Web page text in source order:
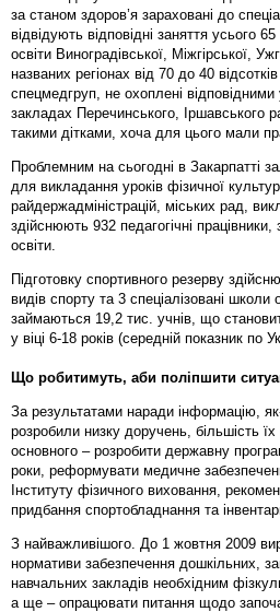
за станом здоров’я зараховані до
відвідують відповідні заняття усього
освіти Виноградівської, Міжгірської,
названих регіонах від 70 до 40
спецмедгруп, не охоплені
закладах Перечинського, Іршавського
такими дітками, хоча для цього мали
Проблемним на сьогодні в Закарпатті
для викладання уроків фізичної
райдержадміністрацій, міських рад,
здійснюють 932 педагогічні
освіти.
Підготовку спортивного резерву
видів спорту та 3 спеціалізовані
займаються 19,2 тис. учнів, що
у віці 6-18 років (середній показник по
Що робитимуть, аби поліпшити
За результатами наради інформацію,
розробили низку доручень, більшість
основного – розробити державну
роки, реформувати медичне
Інституту фізичного виховання,
придбання спортобладнання та
З найважливішого. До 1 жовтня 2009
нормативи забезпечення дошкільних,
навчальних закладів необхідним
а ще – опрацювати питання щодо